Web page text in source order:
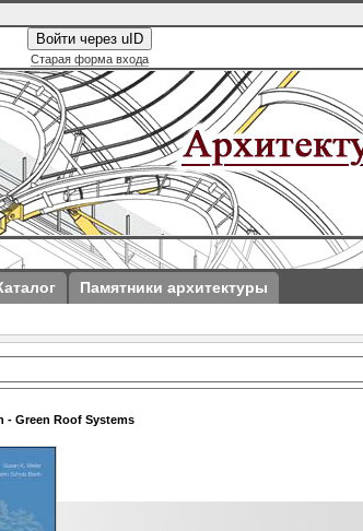
Войти через uID
Старая форма входа
Памятники архитектуры
- Green Roof Systems